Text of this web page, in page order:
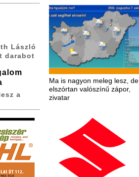
Ma is nagyon meleg lesz, de
elszórtan valószínű zápor,
zivatar
László
darabot
a